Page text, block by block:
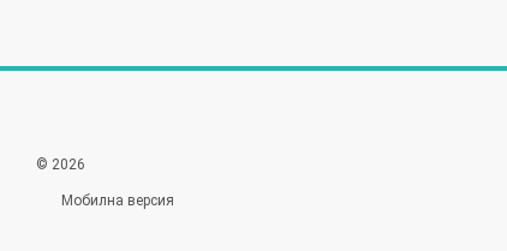
© 2026
Мобилна версия